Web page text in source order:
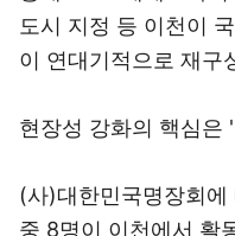
도시 지정 등 이천이
이 연대기적으로 재구
현장성 강화의 핵심은
(사)대한민국명장회에
중 8명이 이천에서 활